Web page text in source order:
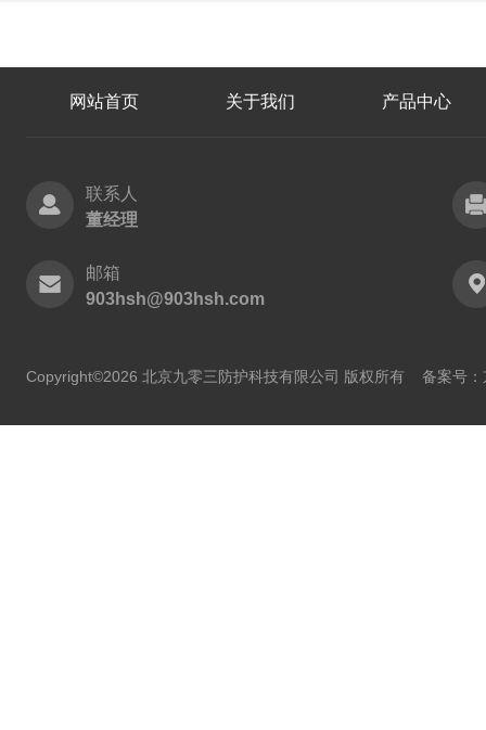
网站首页 关于我们 产品中心
联系人
董经理
邮箱
903hsh@903hsh.com
Copyright©2026 北京九零三防护科技有限公司 版权所有 备案号